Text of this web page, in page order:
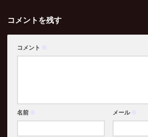
コメントを残す
コメント ※
名前 ※ メール ※